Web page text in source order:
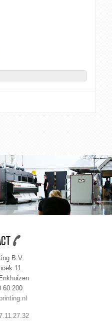
B.V.
11
60 200